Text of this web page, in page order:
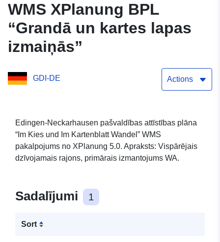
WMS XPlanung BPL
“Grandā un kartes lapas
izmaiņās”
GDI-DE Actions
Edingen-Neckarhausen pašvaldības attīstības plāna
“Im Kies und Im Kartenblatt Wandel” WMS
pakalpojums no XPlanung 5.0. Apraksts: Vispārējais
dzīvojamais rajons, primārais izmantojums WA.
Sadalījumi 1
Sort